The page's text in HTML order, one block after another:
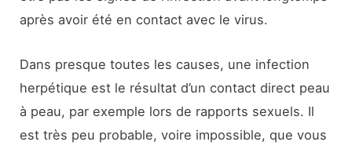
après avoir été en contact avec le virus.
Dans presque toutes les causes, une infection
herpétique est le résultat d’un contact direct peau
à peau, par exemple lors de rapports sexuels. Il
est très peu probable, voire impossible, que vous